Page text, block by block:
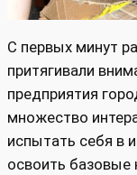
С первых минут
притягивали
предприятия
множество
испытать себя в
освоить базовые